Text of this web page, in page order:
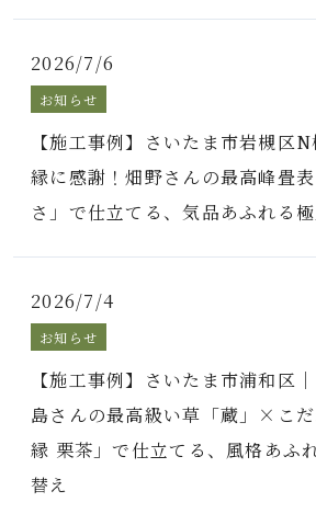
2026/7/6
お知らせ
【施工事例】さいたま市岩槻区
縁に感謝！畑野さんの最高峰畳
さ」で仕立てる、気品あふれる
2026/7/4
お知らせ
【施工事例】さいたま市浦和区
島さんの最高級い草「蔵」×こ
縁 栗茶」で仕立てる、風格あふ
替え